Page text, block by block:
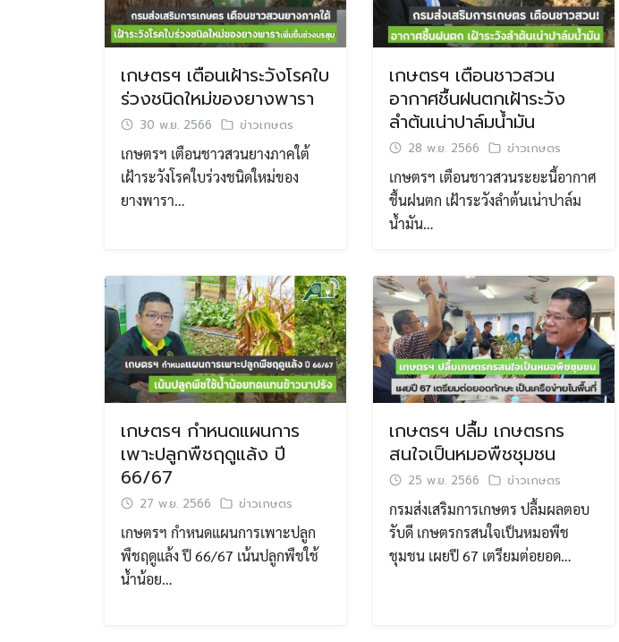
เกษตรฯ เตือนเฝ้าระวังโรคใบ
ร่วงชนิดใหม่ของยางพารา
30 พ.ย. 2566 ข่าวเกษตร
เกษตรฯ เตือนชาวสวนยางภาคใต้
เฝ้าระวังโรคใบร่วงชนิดใหม่ของ
ยางพารา…
เกษตรฯ เตือนชาวสวน
อากาศชื้นฝนตกเฝ้าระวัง
ลำต้นเน่าปาล์มน้ำมัน
28 พ.ย. 2566 ข่าวเกษตร
เกษตรฯ เตือนชาวสวนระยะนี้อากาศ
ชื้นฝนตก เฝ้าระวังลำต้นเน่าปาล์ม
น้ำมัน…
เกษตรฯ กำหนดแผนการ
เพาะปลูกพืชฤดูแล้ง ปี
66/67
27 พ.ย. 2566 ข่าวเกษตร
เกษตรฯ กำหนดแผนการเพาะปลูก
พืชฤดูแล้ง ปี 66/67 เน้นปลูกพืชใช้
น้ำน้อย…
เกษตรฯ ปลื้ม เกษตรกร
สนใจเป็นหมอพืชชุมชน
25 พ.ย. 2566 ข่าวเกษตร
กรมส่งเสริมการเกษตร ปลื้มผลตอบ
รับดี เกษตรกรสนใจเป็นหมอพืช
ชุมชน เผยปี 67 เตรียมต่อยอด…